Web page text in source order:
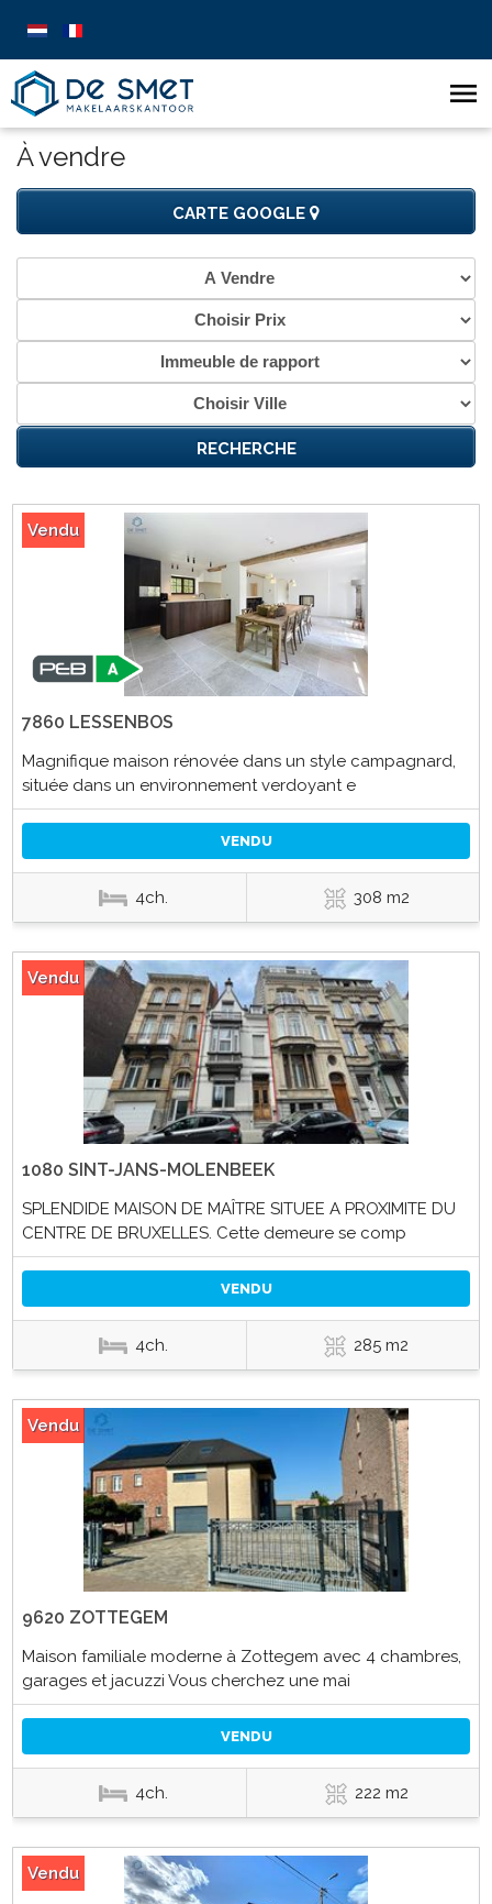
À vendre
CARTE GOOGLE
Vendu
7860 LESSENBOS
Magnifique maison rénovée dans un style campagnard,
située dans un environnement verdoyant e
VENDU
4ch. 308 m2
Vendu
1080 SINT-JANS-MOLENBEEK
SPLENDIDE MAISON DE MAÎTRE SITUEE A PROXIMITE DU
CENTRE DE BRUXELLES. Cette demeure se comp
VENDU
4ch. 285 m2
Vendu
9620 ZOTTEGEM
Maison familiale moderne à Zottegem avec 4 chambres,
garages et jacuzzi Vous cherchez une mai
VENDU
4ch. 222 m2
Vendu